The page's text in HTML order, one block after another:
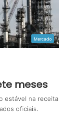
Mercado
meses
estável na receita
oficiais.